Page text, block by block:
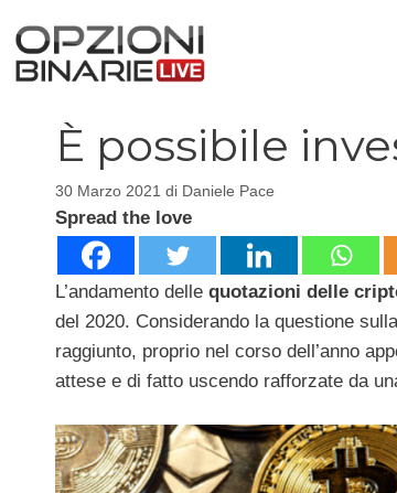
contenuto
È possibile
30 Marzo 2021 di Daniele Pace
Spread the love
L’andamento delle quotazioni delle
del 2020. Considerando la questione
raggiunto, proprio nel corso dell’anno
attese e di fatto uscendo rafforzate da